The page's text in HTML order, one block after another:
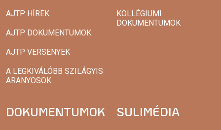
AJTP HÍREK
AJTP DOKUMENTUMOK
AJTP VERSENYEK
A LEGKIVÁLÓBB SZILÁGYIS
ARANYOSOK
KOLLÉGIUMI
DOKUMENTUMOK
DOKUMENTUMOK SULIMÉDIA